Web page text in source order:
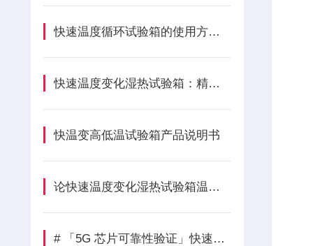
快速温度循环试验箱的使用方法及注意事项
快速温度变化湿热试验箱：精准温湿度模拟，助力电子行业可靠性测试
快温变高低温试验箱产品说明书
论快速温度变化湿热试验箱温度规范的重要性和必要性
# 「5G 芯片可靠性验证」快速温变试验箱在半导体行业的应用